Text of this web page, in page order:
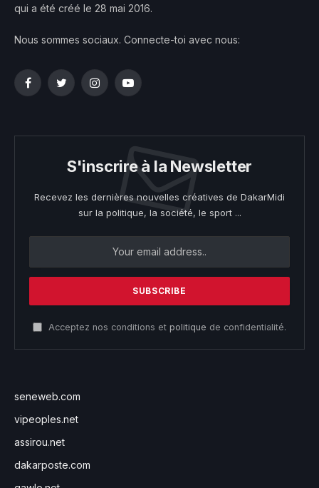
qui a été créé le 28 mai 2016.
Nous sommes sociaux. Connecte-toi avec nous:
FacebookTwitterInstagramYouTube
S'inscrire à la Newsletter
Recevez les dernières nouvelles créatives de DakarMidi
sur la politique, la société, le sport ...
Acceptez nos conditions et politique de confidentialité.
seneweb.com
vipeoples.net
assirou.net
dakarposte.com